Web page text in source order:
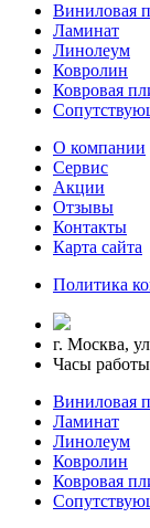
Виниловая
Ламинат
Линолеум
Ковролин
Ковровая
О компании
Сервис
Акции
Отзывы
Контакты
Карта сайта
Политика
г. Москва,
Часы
Виниловая
Ламинат
Линолеум
Ковролин
Ковровая